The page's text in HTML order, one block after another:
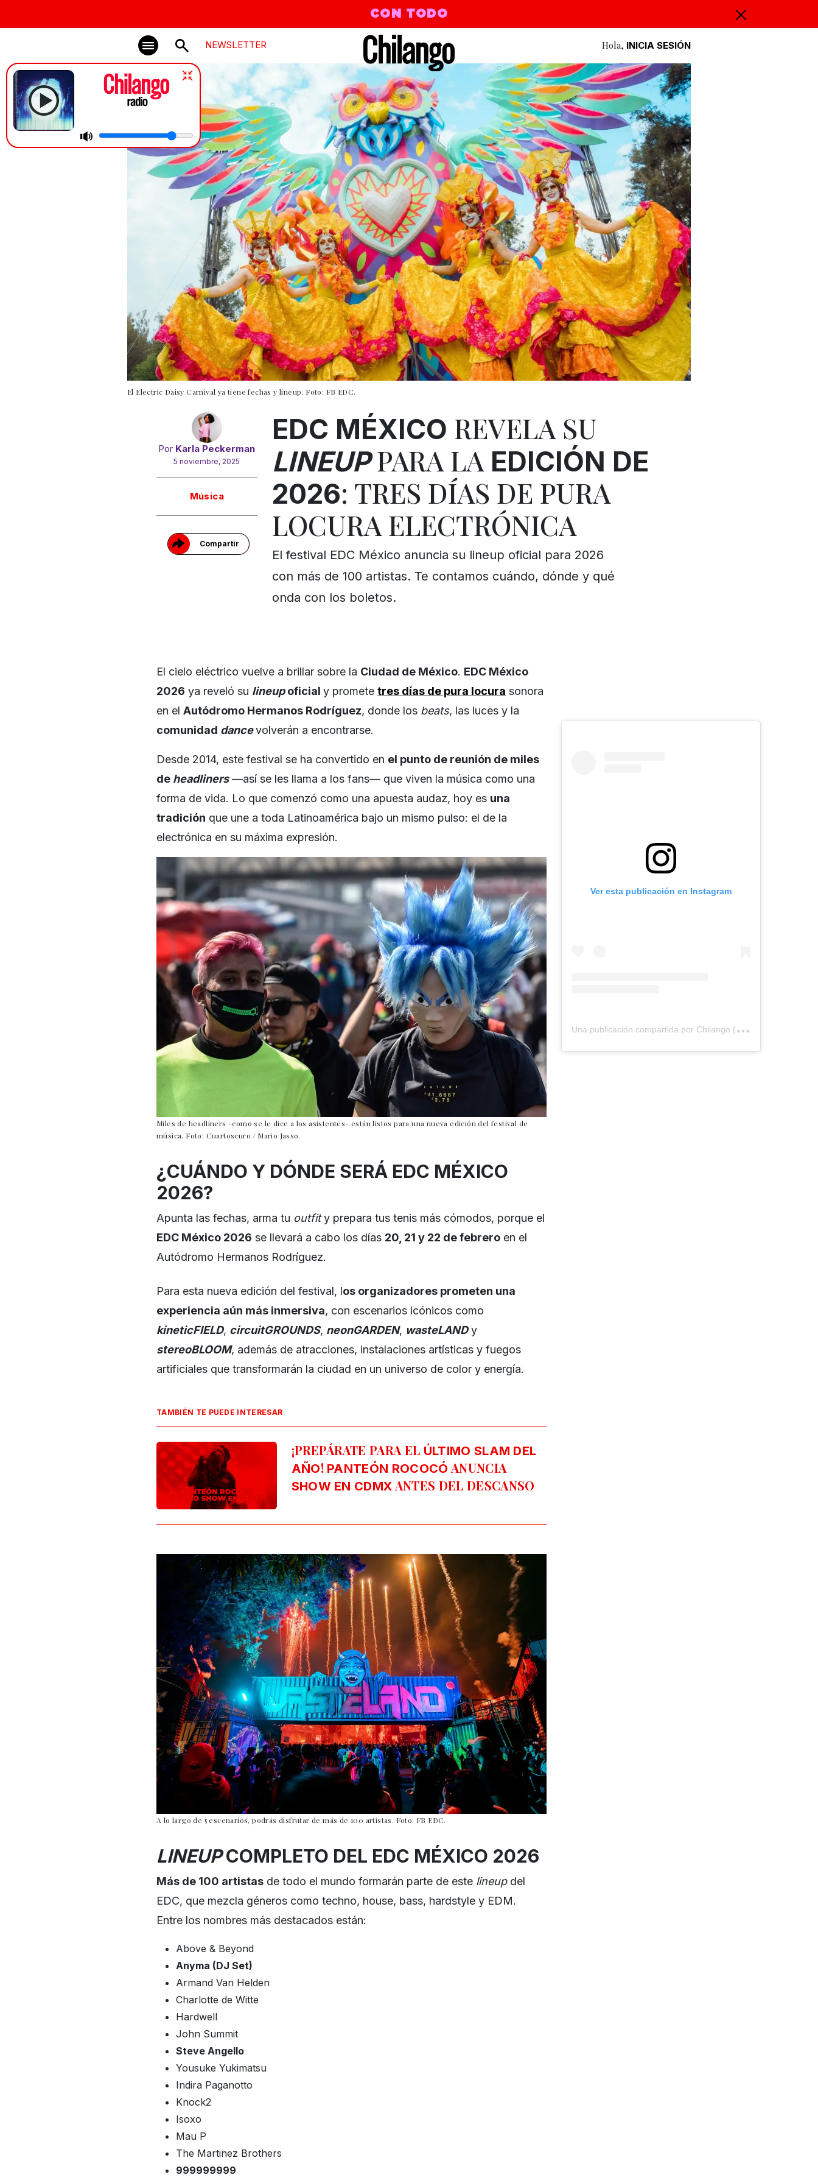
CON TODO
NEWSLETTER Hola, INICIA SESIÓN
The Avalanches feat. MGMT, Johnny Marr | The Divine Chord
El Electric Daisy Carnival ya tiene fechas y lineup. Foto: FB EDC.
Por Karla Peckerman
5 noviembre, 2025
Música
Compartir
EDC MÉXICO REVELA SU
LINEUPPARA LA EDICIÓN DE
2026: TRES DÍAS DE PURA
LOCURA ELECTRÓNICA
El festival EDC México anuncia su lineup oficial para 2026
con más de 100 artistas. Te contamos cuándo, dónde y qué
onda con los boletos.
El cielo eléctrico vuelve a brillar sobre la Ciudad de México. EDC México
2026 ya reveló su lineupoficial y promete tres días de pura locura sonora
en el Autódromo Hermanos Rodríguez, donde los beats, las luces y la
comunidad dancevolverán a encontrarse.
Desde 2014, este festival se ha convertido en el punto de reunión de miles
de headliners—así se les llama a los fans— que viven la música como una
forma de vida. Lo que comenzó como una apuesta audaz, hoy es una
tradición que une a toda Latinoamérica bajo un mismo pulso: el de la
electrónica en su máxima expresión.
Miles de headliners -como se le dice a los asistentes- están listos para una nueva edición del festival de
música. Foto: Cuartoscuro / Mario Jasso.
¿CUÁNDO Y DÓNDE SERÁ EDC MÉXICO
2026?
Apunta las fechas, arma tu outfity prepara tus tenis más cómodos, porque el
EDC México 2026 se llevará a cabo los días 20, 21 y 22 de febrero en el
Autódromo Hermanos Rodríguez.
Para esta nueva edición del festival, los organizadores prometen una
experiencia aún más inmersiva, con escenarios icónicos como
kineticFIELD, circuitGROUNDS, neonGARDEN, wasteLANDy
stereoBLOOM, además de atracciones, instalaciones artísticas y fuegos
artificiales que transformarán la ciudad en un universo de color y energía.
TAMBIÉN TE PUEDE INTERESAR
¡PREPÁRATE PARA EL ÚLTIMO SLAM DEL
AÑO! PANTEÓN ROCOCÓ ANUNCIA
SHOW EN CDMX ANTES DEL DESCANSO
A lo largo de 5 escenarios, podrás disfrutar de más de 100 artistas. Foto: FB EDC.
LINEUPCOMPLETO DEL EDC MÉXICO 2026
Más de 100 artistas de todo el mundo formarán parte de este lineup del
EDC, que mezcla géneros como techno, house, bass, hardstyle y EDM.
Entre los nombres más destacados están:
Above & Beyond
Anyma (DJ Set)
Armand Van Helden
Charlotte de Witte
Hardwell
John Summit
Steve Angello
Yousuke Yukimatsu
Indira Paganotto
Knock2
Isoxo
Mau P
The Martinez Brothers
999999999
Ver esta publicación en Instagram
U
na publicación compartida por Chilango (@chilangocom)